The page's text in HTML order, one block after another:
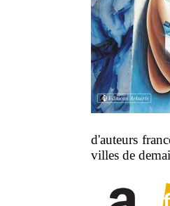
d'auteurs
villes de